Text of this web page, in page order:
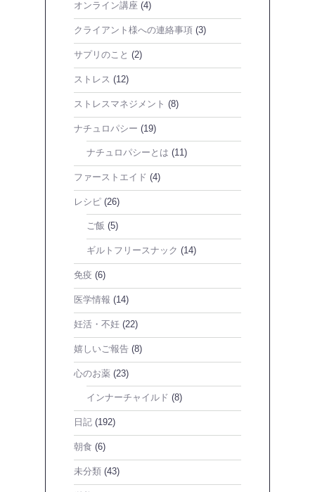
オンライン講座 (4)
クライアント様への連絡事項 (3)
サプリのこと (2)
ストレス (12)
ストレスマネジメント (8)
ナチュロパシー (19)
ナチュロパシーとは (11)
ファーストエイド (4)
レシピ (26)
ご飯 (5)
ギルトフリースナック (14)
免疫 (6)
医学情報 (14)
妊活・不妊 (22)
嬉しいご報告 (8)
心のお薬 (23)
インナーチャイルド (8)
日記 (192)
朝食 (6)
未分類 (43)